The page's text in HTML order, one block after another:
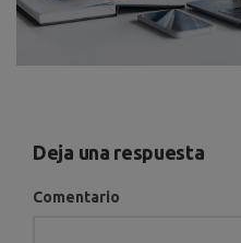
Deja una respuesta
Comentario